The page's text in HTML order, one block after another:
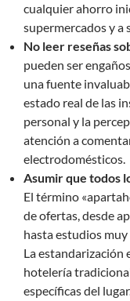
cualquier ahorro
supermercados y a
No leer reseñas
pueden ser
una fuente
estado real de las
personal y la
atención a
electrodomésticos.
Asumir que todos
El término
de ofertas, desde
hasta estudios
La estandarización
hotelería
específicas del